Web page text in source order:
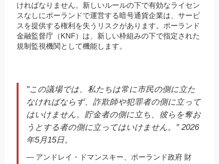
ければなりません。新しいルールの下で有効なライセン
スなしにポーランドで運営する暗号通貨企業は、サービ
スを提供する権利を失うリスクがあります。ポーランド
金融監督庁（KNF）は、新しい枠組みの下で指定された
規制監視機関として機能します。
"この議場では、私たちは常に市民の側に立た
なければならず、詐欺師や犯罪者の側に立って
はいけません。貯金者の側に立ち、彼らを奪お
うとする者の側に立ってはいけません。" 2026
年5月15日。
— アンドレイ・ドマンスキー、ポーランド政府 財